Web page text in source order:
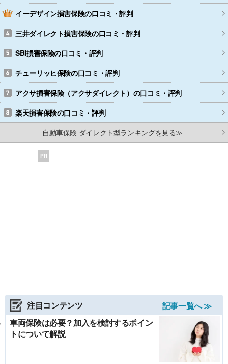
イーデザイン損害保険の口コミ・評判
三井ダイレクト損害保険の口コミ・評判
SBI損害保険の口コミ・評判
チューリッヒ保険の口コミ・評判
アクサ損害保険（アクサダイレクト） の口コミ・評判
楽天損害保険の口コミ・評判
自動車保険 ダイレクト型ランキングを見る≫
PR
注目コンテンツ
記事一覧へ ≫
車両保険は必要？加入を検討するポイン
トについて解説